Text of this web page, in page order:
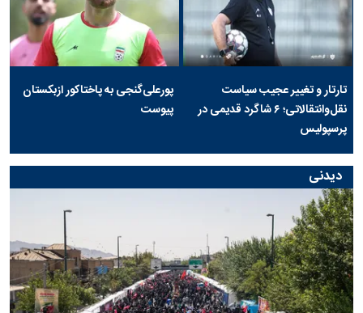
تارتار و تغییر عجیب سیاست
نقل‌وانتقالاتی؛ ۶ شاگرد قدیمی در
پرسپولیس
پورعلی‌گنجی به پاختاکور ازبکستان
پیوست
دیدنی